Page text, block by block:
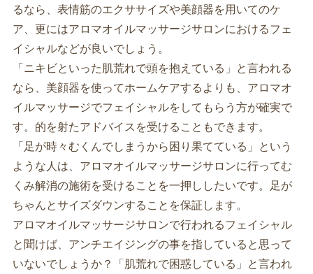
るなら、表情筋のエクササイズや美顔器を用いてのケ
ア、更にはアロマオイルマッサージサロンにおけるフェ
イシャルなどが良いでしょう。
「ニキビといった肌荒れで頭を抱えている」と言われる
なら、美顔器を使ってホームケアするよりも、アロマオ
イルマッサージでフェイシャルをしてもらう方が確実で
す。的を射たアドバイスを受けることもできます。
「足が時々むくんでしまうから困り果てている」という
ような人は、アロマオイルマッサージサロンに行ってむ
くみ解消の施術を受けることを一押ししたいです。足が
ちゃんとサイズダウンすることを保証します。
アロマオイルマッサージサロンで行われるフェイシャル
と聞けば、アンチエイジングの事を指していると思って
いないでしょうか？「肌荒れで困惑している」と言われ